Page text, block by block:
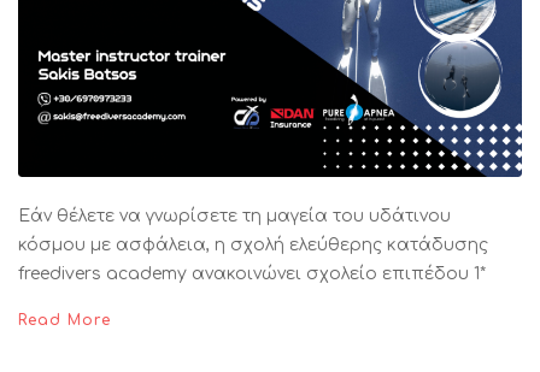
Εάν θέλετε να γνωρίσετε τη μαγεία του υδάτινου
κόσμου με ασφάλεια, η σχολή ελεύθερης κατάδυσης
freedivers academy ανακοινώνει σχολείο επιπέδου 1*
Read More